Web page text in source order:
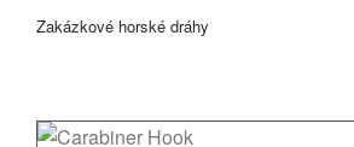
Zakázkové horské dráhy